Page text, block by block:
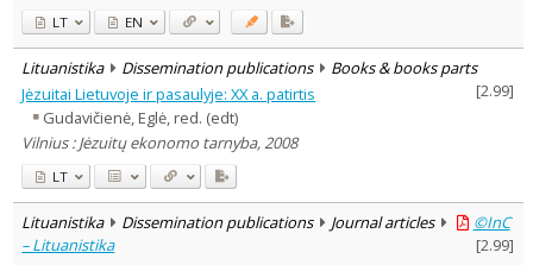
LT EN
Lituanistika Dissemination publications
Books & books parts
[2.99]
Jėzuitai Lietuvoje ir pasaulyje: XX a. patirtis
Gudavičienė, Eglė, red. (edt)
Vilnius : Jėzuitų ekonomo tarnyba, 2008
LT
Lituanistika Dissemination publications Journal articles
©InC
– Lituanistika
[2.99]